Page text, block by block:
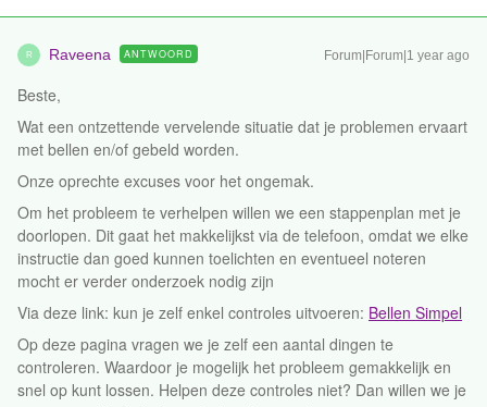
R Raveena ANTWOORD Forum|Forum|1 year ago
Beste,
Wat een ontzettende vervelende situatie dat je problemen ervaart
met bellen en/of gebeld worden.
Onze oprechte excuses voor het ongemak.
Om het probleem te verhelpen willen we een stappenplan met je
doorlopen. Dit gaat het makkelijkst via de telefoon, omdat we elke
instructie dan goed kunnen toelichten en eventueel noteren
mocht er verder onderzoek nodig zijn
Via deze link: kun je zelf enkel controles uitvoeren: Bellen Simpel
Op deze pagina vragen we je zelf een aantal dingen te
controleren. Waardoor je mogelijk het probleem gemakkelijk en
snel op kunt lossen. Helpen deze controles niet? Dan willen we je